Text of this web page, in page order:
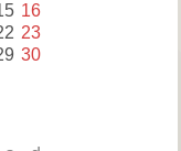
16
23
30